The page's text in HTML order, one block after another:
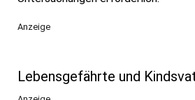
Anzeige
Lebensgefährte und